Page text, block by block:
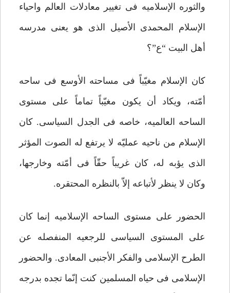
والثوره الإسلامیه فی تغییر معادلات العالم واحیاء
الإسلام المحمدی الأصیل الذی هو یعنی مدرسه
أهل البیت “ع”؟
کان الإسلام مغیّباً فی مساحته الأوسع فی ساحه
أمّته، ویکاد أن یکون مغیّباً تماماً على مستوى
الساحه العالمیه، خاصه فی الجدل السیاسی. کان
الإسلام من ناحیه عملیّه لا یرتفع له الصوت المؤثر
الذی یؤبه له، کان غریباً حقّاً فی أمّته وخارجها،
وکان لا ینظر لأتباعه إلاّ بالنظره المحتقره.
الحضور على مستوى الساحه الإسلامیه إنما کان
على المستوى السیاسی للرجعیه المنفصله عن
الطرح الإسلامی والفکر الأجنبی المعادی. والحضور
الإسلامی فی حیاه المسلمین کنت إنّما تجده بدرجه